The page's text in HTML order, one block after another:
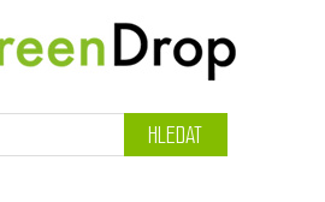
HLEDAT